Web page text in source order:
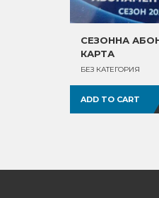
СЕЗОННА
КАРТА
БЕЗ КАТЕГОРИЯ
ADD TO CART